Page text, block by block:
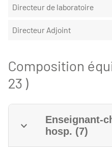
Directeur de laboratoire
Directeur Adjoint
Composition
23 )
Enseignant-
hosp. (7)